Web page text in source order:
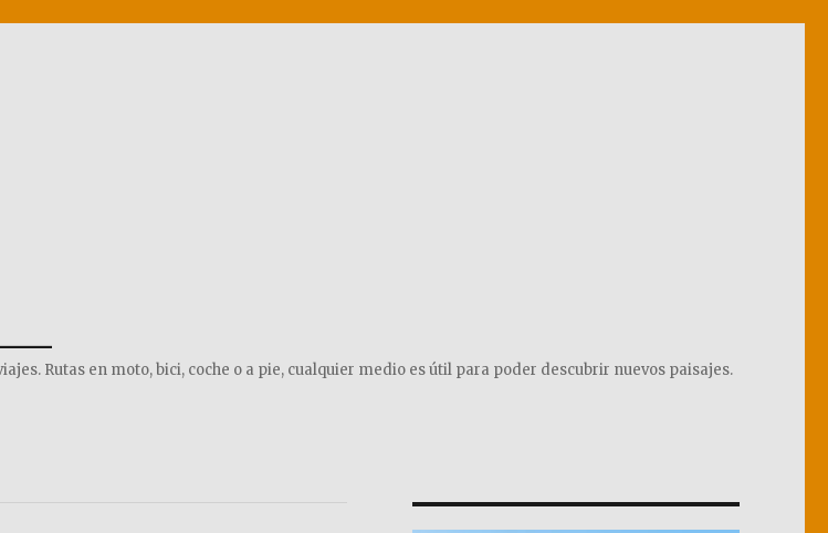
Rutas en moto, bici, coche o a pie, cualquier medio es útil para poder descubrir nuevos paisajes.